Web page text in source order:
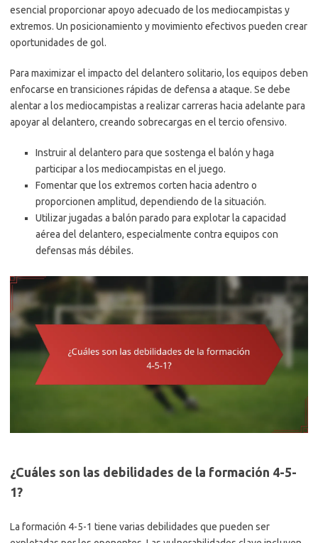
esencial proporcionar apoyo adecuado de los mediocampistas y
extremos. Un posicionamiento y movimiento efectivos pueden crear
oportunidades de gol.
Para maximizar el impacto del delantero solitario, los equipos deben
enfocarse en transiciones rápidas de defensa a ataque. Se debe
alentar a los mediocampistas a realizar carreras hacia adelante para
apoyar al delantero, creando sobrecargas en el tercio ofensivo.
Instruir al delantero para que sostenga el balón y haga
participar a los mediocampistas en el juego.
Fomentar que los extremos corten hacia adentro o
proporcionen amplitud, dependiendo de la situación.
Utilizar jugadas a balón parado para explotar la capacidad
aérea del delantero, especialmente contra equipos con
defensas más débiles.
¿Cuáles son las debilidades de la formación 4-5-
1?
La formación 4-5-1 tiene varias debilidades que pueden ser